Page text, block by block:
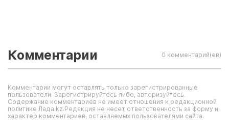
Комментарии 0 комментарий(ев)
Комментарии могут оставлять только зарегистрированные
пользователи. Зарегистрируйтесь либо, авторизуйтесь.
Содержание комментариев не имеет отношения к редакционной
политике Лада.kz.Редакция не несет ответственность за форму и
характер комментариев, оставляемых пользователями сайта.